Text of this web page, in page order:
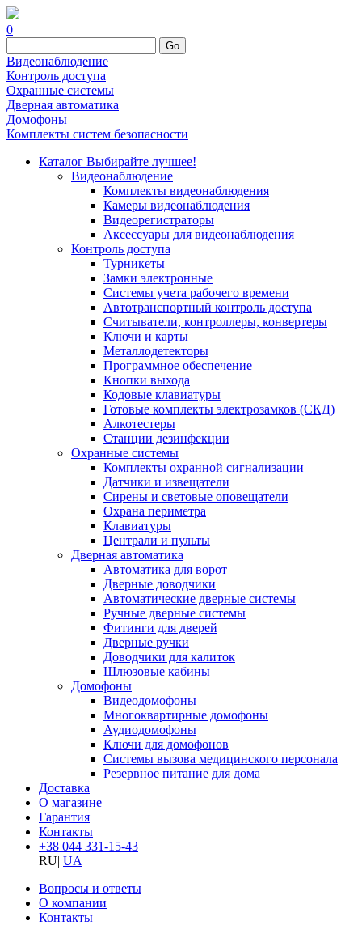
0
Go
Видеонаблюдение
Контроль доступа
Охранные системы
Дверная автоматика
Домофоны
Комплекты систем безопасности
Каталог Выбирайте лучшее!
Видеонаблюдение
Комплекты видеонаблюдения
Камеры видеонаблюдения
Видеорегистраторы
Аксессуары для видеонаблюдения
Контроль доступа
Турникеты
Замки электронные
Системы учета рабочего времени
Автотранспортный контроль доступа
Считыватели, контроллеры, конвертеры
Ключи и карты
Металлодетекторы
Программное обеспечение
Кнопки выхода
Кодовые клавиатуры
Готовые комплекты электрозамков (СКД)
Алкотестеры
Станции дезинфекции
Охранные системы
Комплекты охранной сигнализации
Датчики и извещатели
Сирены и световые оповещатели
Охрана периметра
Клавиатуры
Централи и пульты
Дверная автоматика
Автоматика для ворот
Дверные доводчики
Автоматические дверные системы
Ручные дверные системы
Фитинги для дверей
Дверные ручки
Доводчики для калиток
Шлюзовые кабины
Домофоны
Видеодомофоны
Многоквартирные домофоны
Аудиодомофоны
Ключи для домофонов
Системы вызова медицинского персонала
Резервное питание для дома
Доставка
О магазине
Гарантия
Контакты
+38 044 331-15-43
RU| UA
Вопросы и ответы
О компании
Контакты